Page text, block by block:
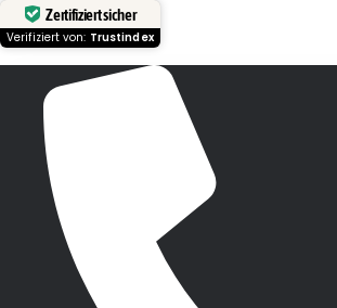
Zertifiziert sicher
Verifiziert von: Trustindex